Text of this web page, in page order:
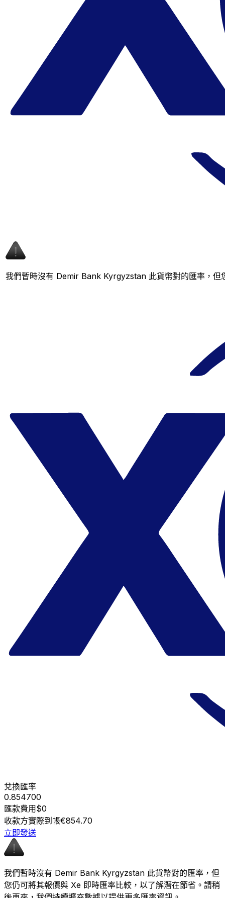
我們暫時沒有 Demir Bank Kyrgyzstan 此貨幣對的匯率，但
兌換匯率
0.854700
匯款費用$0
收款方實際到帳€854.70
立即發送
我們暫時沒有 Demir Bank Kyrgyzstan 此貨幣對的匯率，但
您仍可將其報價與 Xe 即時匯率比較，以了解潛在節省。請稍